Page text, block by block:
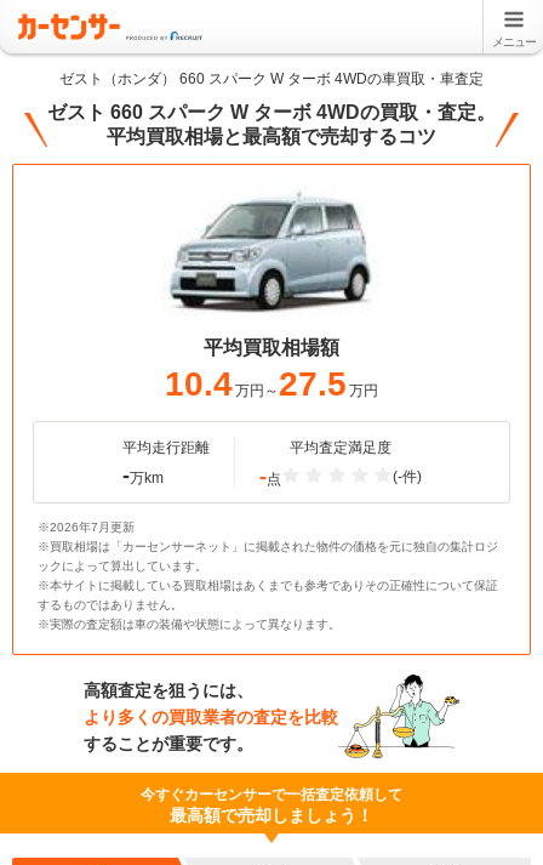
メニュー
ゼスト（ホンダ） 660 スパーク W ターボ 4WDの車買取・車査定
ゼスト 660 スパーク W ターボ 4WDの買取・査定。
平均買取相場と最高額で売却するコツ
平均買取相場額
10.4万円～ 27.5 万円
平均走行距離
-万km
平均査定満足度
-点 (-件)
※2026年7月更新
※買取相場は「カーセンサーネット」に掲載された物件の価格を元に独自の集計ロジ
ックによって算出しています。
※本サイトに掲載している買取相場はあくまでも参考でありその正確性について保証
するものではありません。
※実際の査定額は車の装備や状態によって異なります。
高額査定を狙うには、
より多くの買取業者の査定を比較
することが重要です。
今すぐカーセンサーで一括査定依頼して
最高額で売却しましょう！